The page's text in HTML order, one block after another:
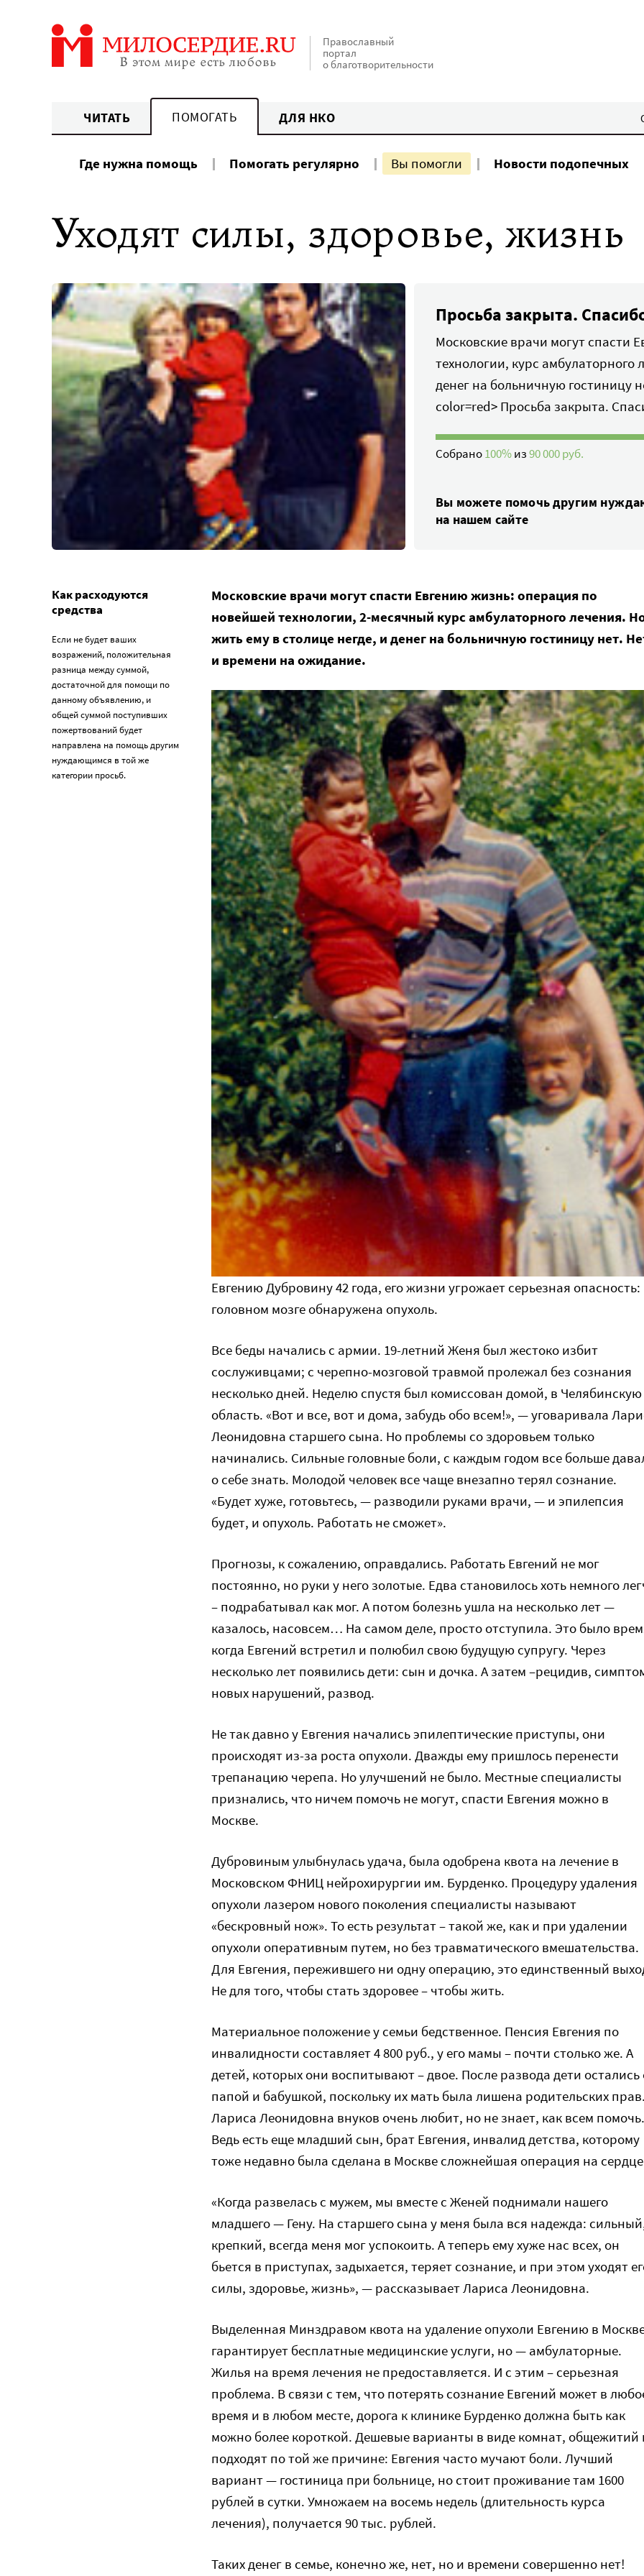
Православный
портал
о благотворительности
ЧИТАТЬ ПОМОГАТЬ ДЛЯ НКО
Где нужна помощь Помогать регулярно Вы помогли Новости подопечных
Уходят силы, здоровье, жизнь
Просьба закрыта.
Московские врачи могут спасти
технологии, курс амбулаторного
денег на больничную гостиницу
color=red> Просьба закрыта.
Собрано100%из90 000 руб.
Вы можете помочь другим
на нашем сайте
Как расходуются
средства
Если не будет ваших
возражений, положительная
разница между суммой,
достаточной для помощи по
данному объявлению, и
общей суммой поступивших
пожертвований будет
направлена на помощь другим
нуждающимся в той же
категории просьб.
Московские врачи могут спасти Евгению жизнь: операция по
новейшей технологии, 2-месячный курс амбулаторного лечения.
жить ему в столице негде, и денег на больничную гостиницу нет.
и времени на ожидание.
Евгению Дубровину 42 года, его жизни угрожает серьезная опасность:
головном мозге обнаружена опухоль.
Все беды начались с армии. 19-летний Женя был жестоко избит
сослуживцами; с черепно-мозговой травмой пролежал без сознания
несколько дней. Неделю спустя был комиссован домой, в Челябинскую
область. «Вот и все, вот и дома, забудь обо всем!», — уговаривала
Леонидовна старшего сына. Но проблемы со здоровьем только
начинались. Сильные головные боли, с каждым годом все больше
о себе знать. Молодой человек все чаще внезапно терял сознание.
«Будет хуже, готовьтесь, — разводили руками врачи, — и эпилепсия
будет, и опухоль. Работать не сможет».
Прогнозы, к сожалению, оправдались. Работать Евгений не мог
постоянно, но руки у него золотые. Едва становилось хоть немного
– подрабатывал как мог. А потом болезнь ушла на несколько лет —
казалось, насовсем… На самом деле, просто отступила. Это было
когда Евгений встретил и полюбил свою будущую супругу. Через
несколько лет появились дети: сын и дочка. А затем –рецидив,
новых нарушений, развод.
Не так давно у Евгения начались эпилептические приступы, они
происходят из-за роста опухоли. Дважды ему пришлось перенести
трепанацию черепа. Но улучшений не было. Местные специалисты
признались, что ничем помочь не могут, спасти Евгения можно в
Москве.
Дубровиным улыбнулась удача, была одобрена квота на лечение в
Московском ФНИЦ нейрохирургии им. Бурденко. Процедуру удаления
опухоли лазером нового поколения специалисты называют
«бескровный нож». То есть результат – такой же, как и при удалении
опухоли оперативным путем, но без травматического вмешательства.
Для Евгения, пережившего ни одну операцию, это единственный
Не для того, чтобы стать здоровее – чтобы жить.
Материальное положение у семьи бедственное. Пенсия Евгения по
инвалидности составляет 4 800 руб., у его мамы – почти столько же. А
детей, которых они воспитывают – двое. После развода дети остались
папой и бабушкой, поскольку их мать была лишена родительских
Лариса Леонидовна внуков очень любит, но не знает, как всем помочь.
Ведь есть еще младший сын, брат Евгения, инвалид детства, которому
тоже недавно была сделана в Москве сложнейшая операция на
«Когда развелась с мужем, мы вместе с Женей поднимали нашего
младшего — Гену. На старшего сына у меня была вся надежда:
крепкий, всегда меня мог успокоить. А теперь ему хуже нас всех, он
бьется в приступах, задыхается, теряет сознание, и при этом уходят
силы, здоровье, жизнь», — рассказывает Лариса Леонидовна.
Выделенная Минздравом квота на удаление опухоли Евгению в
гарантирует бесплатные медицинские услуги, но — амбулаторные.
Жилья на время лечения не предоставляется. И с этим – серьезная
проблема. В связи с тем, что потерять сознание Евгений может в
время и в любом месте, дорога к клинике Бурденко должна быть как
можно более короткой. Дешевые варианты в виде комнат, общежитий
подходят по той же причине: Евгения часто мучают боли. Лучший
вариант — гостиница при больнице, но стоит проживание там 1600
рублей в сутки. Умножаем на восемь недель (длительность курса
лечения), получается 90 тыс. рублей.
Таких денег в семье, конечно же, нет, но и времени совершенно нет!